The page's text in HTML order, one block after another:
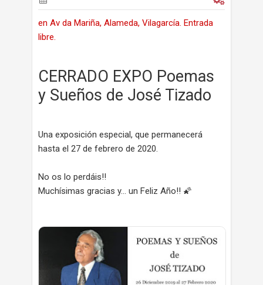
en Av da Mariña, Alameda, Vilagarcía. Entrada
libre.
CERRADO EXPO Poemas
y Sueños de José Tizado
Una exposición especial, que permanecerá
hasta el 27 de febrero de 2020.
No os lo perdáis!!
Muchísimas gracias y... un Feliz Año!! 🌠